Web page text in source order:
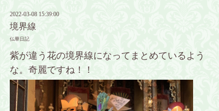
2022-03-08 15:39:00
境界線
仏華日記
紫が違う花の境界線になってまとめているよう
な。奇麗ですね！！